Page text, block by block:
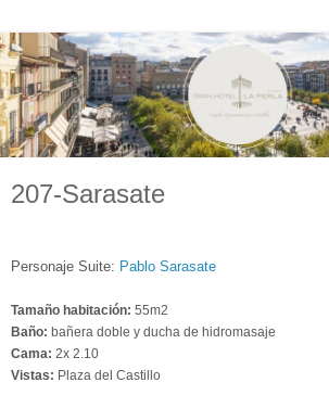
207-Sarasate
Personaje Suite: Pablo Sarasate
Tamaño habitación: 55m2
Baño: bañera doble y ducha de hidromasaje
Cama: 2x 2.10
Vistas: Plaza del Castillo